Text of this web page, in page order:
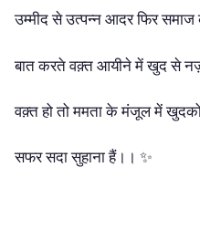
उम्मीद से उत्पन्न आदर फिर समाज
बात करते वक़्त आयीने में खुद से
वक़्त हो तो ममता के मंजूल में खुदको
सफर सदा सुहाना हैं।। ✨